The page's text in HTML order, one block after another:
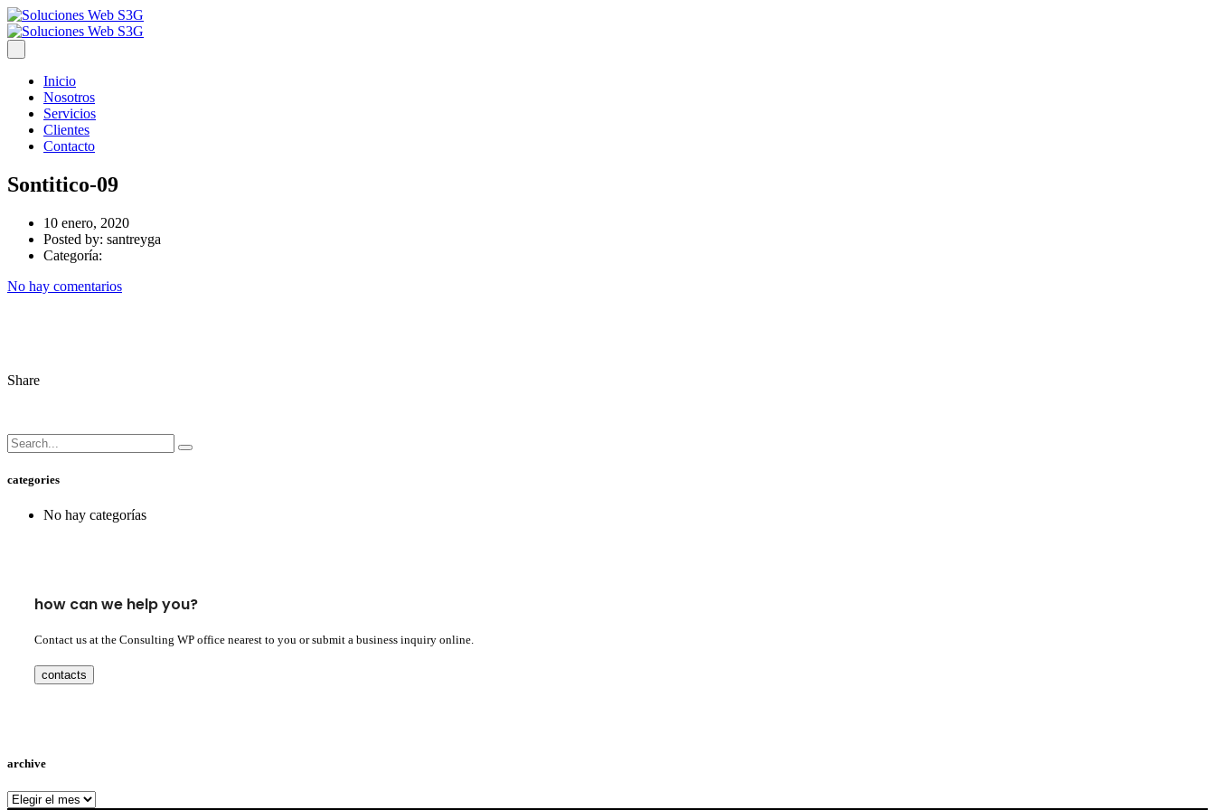
Inicio
Nosotros
Servicios
Clientes
Contacto
Sontitico-09
10 enero, 2020
Posted by: santreyga
Categoría:
No hay comentarios
Share
categories
No hay categorías
how can we help you?
Contact us at the Consulting WP office nearest to you or submit a business inquiry online.
contacts
archive
archive